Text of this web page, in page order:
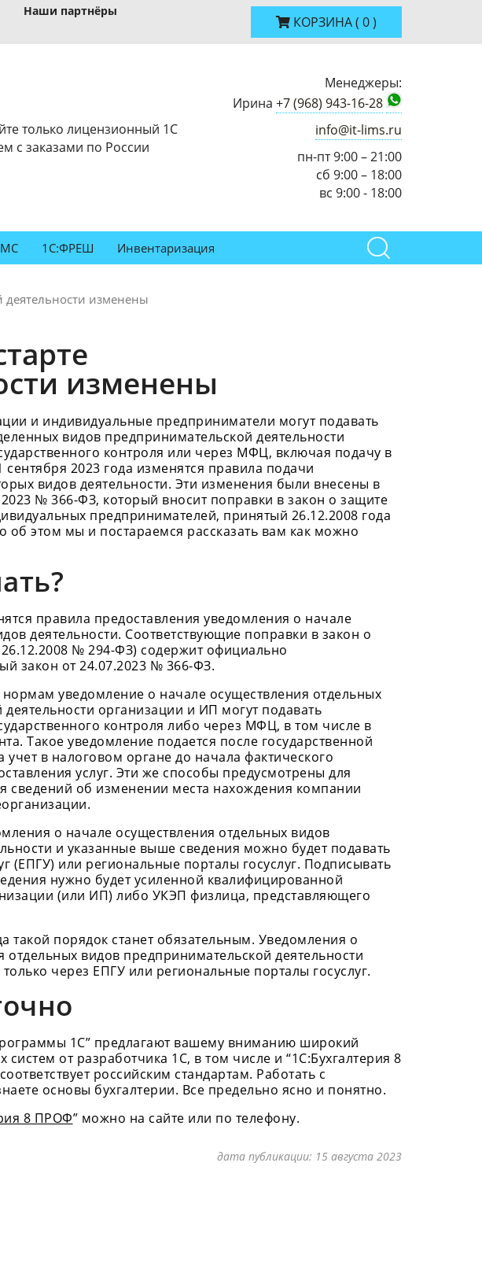
Наши партнёры
КОРЗИНА( 0)
только лицензионный 1С
с заказами по России
Менеджеры:
Ирина +7 (968) 943-16-28
info@it-lims.ru
пн-пт 9:00 – 21:00
сб 9:00 – 18:00
вс 9:00 - 18:00
1С:ФРЕШ Инвентаризация
деятельности изменены
изменены
и индивидуальные предприниматели могут подавать
видов предпринимательской деятельности
контроля или через МФЦ, включая подачу в
2023 года изменятся правила подачи
видов деятельности. Эти изменения были внесены в
№ 366-ФЗ, который вносит поправки в закон о защите
предпринимателей, принятый 26.12.2008 года
этом мы и постараемся рассказать вам как можно
правила предоставления уведомления о начале
деятельности. Соответствующие поправки в закон о
№ 294-ФЗ) содержит официально
закон от 24.07.2023 № 366-ФЗ.
уведомление о начале осуществления отдельных
организации и ИП могут подавать
контроля либо через МФЦ, в том числе в
Такое уведомление подается после государственной
учет в налоговом органе до начала фактического
услуг. Эти же способы предусмотрены для
сведений об изменении места нахождения компании
о начале осуществления отдельных видов
и указанные выше сведения можно будет подавать
(ЕПГУ) или региональные порталы госуслуг. Подписывать
нужно будет усиленной квалифицированной
(или ИП) либо УКЭП физлица, представляющего
такой порядок станет обязательным. Уведомления о
видов предпринимательской деятельности
через ЕПГУ или региональные порталы госуслуг.
1С” предлагают вашему вниманию широкий
от разработчика 1С, в том числе и “1С:Бухгалтерия 8
российским стандартам. Работать с
основы бухгалтерии. Все предельно ясно и понятно.
8 ПРОФ” можно на сайте или по телефону.
дата публикации: 15 августа 2023